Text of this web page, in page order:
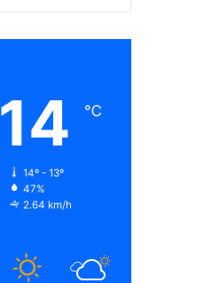
14 ℃
14º - 13º
47%
2.64 km/h